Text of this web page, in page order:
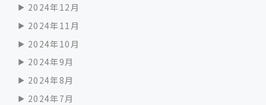
2024年12月
2024年11月
2024年10月
2024年9月
2024年8月
2024年7月